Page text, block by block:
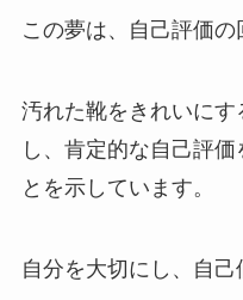
この夢は、自己評価の
汚れた靴をきれいに
し、肯定的な自己評
とを示しています。
自分を大切にし、自己